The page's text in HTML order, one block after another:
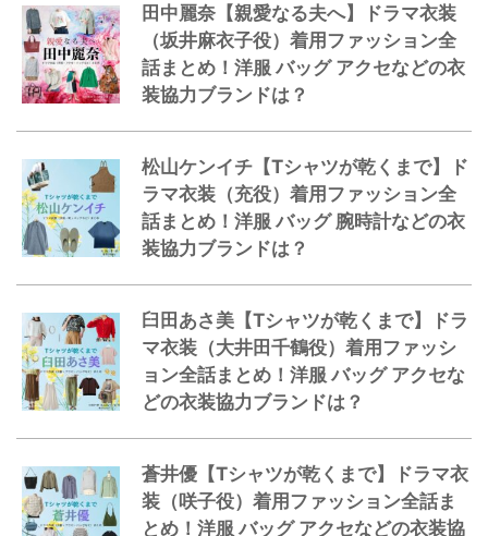
田中麗奈【親愛なる夫へ】ドラマ衣装
（坂井麻衣子役）着用ファッション全
話まとめ！洋服 バッグ アクセなどの衣
装協力ブランドは？
松山ケンイチ【Tシャツが乾くまで】ド
ラマ衣装（充役）着用ファッション全
話まとめ！洋服 バッグ 腕時計などの衣
装協力ブランドは？
臼田あさ美【Tシャツが乾くまで】ドラ
マ衣装（大井田千鶴役）着用ファッシ
ョン全話まとめ！洋服 バッグ アクセな
どの衣装協力ブランドは？
蒼井優【Tシャツが乾くまで】ドラマ衣
装（咲子役）着用ファッション全話ま
とめ！洋服 バッグ アクセなどの衣装協